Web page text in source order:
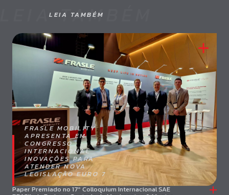
LEIA TAMBÉM
LEIA TAMBÉM
FRASLE MOBILITY
APRESENTA EM
CONGRESSO
INTERNACIONAL
INOVAÇÕES PARA
ATENDER NOVA
LEGISLAÇÃO EURO 7
Paper Premiado no 17º Colloquium Internacional SAE